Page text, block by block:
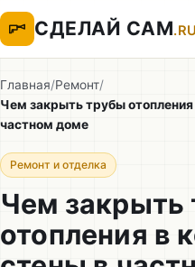
СДЕЛАЙ САМ.RU
Главная/Ремонт/
Чем закрыть трубы
частном доме
Ремонт и отделка
Чем закрыть
отопления в